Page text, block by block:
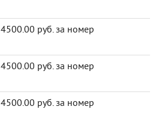
4500.00 руб. за номер
4500.00 руб. за номер
4500.00 руб. за номер